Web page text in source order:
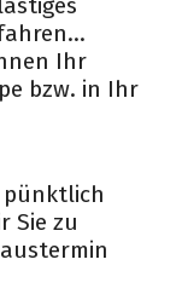
Ihr
bzw. in Ihr
pünktlich
Sie zu